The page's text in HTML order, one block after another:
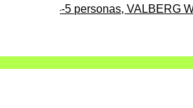
para 4-5 personas, VALBERG